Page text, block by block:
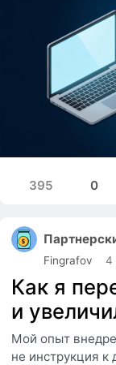
395 0
Fingrafov 4
Как я
и
Мой опыт
не инструкция к